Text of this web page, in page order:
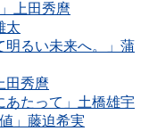
上田秀麿
太
明るい未来へ。」蒲
田秀麿
あたって」土橋雄宇
」藤迫希実